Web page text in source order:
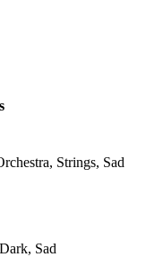
Strings, Sad
Sad